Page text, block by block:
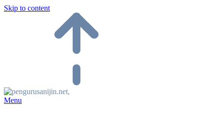
Skip to content
Menu